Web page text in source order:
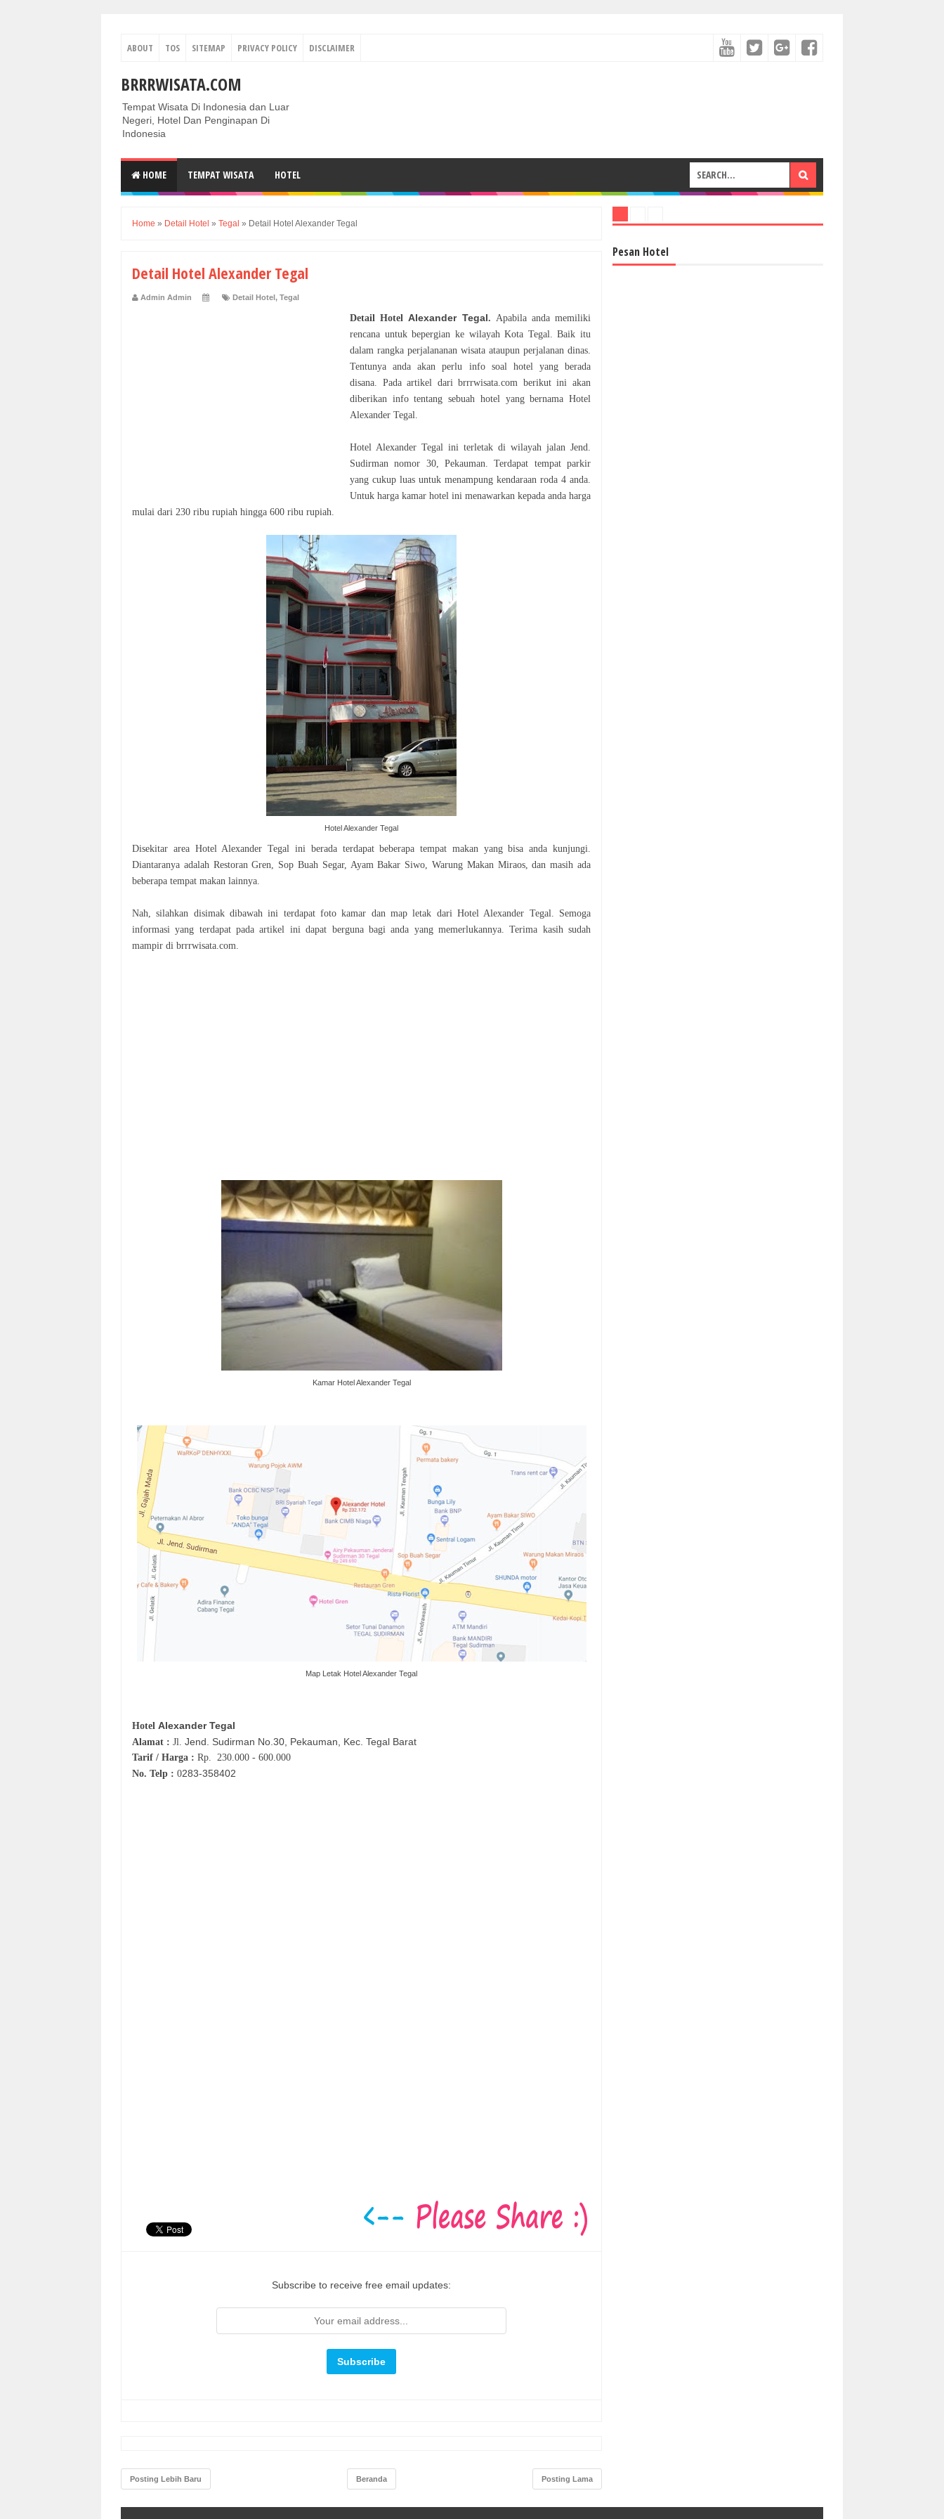
ABOUT TOS SITEMAP PRIVACY POLICY DISCLAIMER
BRRRWISATA.COM
Tempat Wisata Di Indonesia dan Luar
Negeri, Hotel Dan Penginapan Di
Indonesia
HOME TEMPAT WISATA HOTEL
Home » Detail Hotel » Tegal » Detail Hotel Alexander Tegal
Detail Hotel Alexander Tegal
Admin Admin Detail Hotel, Tegal
Detail HotelAlexander Tegal. Apabila anda memiliki
rencana untuk bepergian ke wilayah Kota Tegal. Baik itu
dalam rangka perjalananan wisata ataupun perjalanan dinas.
Tentunya anda akan perlu info soal hotel yang berada
disana. Pada artikel dari brrrwisata.com berikut ini akan
diberikan info tentang sebuah hotel yang bernama Hotel
Alexander Tegal.
Hotel Alexander Tegal ini terletak di wilayah jalan Jend.
Sudirman nomor 30, Pekauman. Terdapat tempat parkir
yang cukup luas untuk menampung kendaraan roda 4 anda.
Untuk harga kamar hotel ini menawarkan kepada anda harga
mulai dari 230 ribu rupiah hingga 600 ribu rupiah.
Hotel Alexander Tegal
Disekitar area Hotel Alexander Tegal ini berada terdapat beberapa tempat makan yang bisa anda kunjungi.
Diantaranya adalah Restoran Gren, Sop Buah Segar, Ayam Bakar Siwo, Warung Makan Miraos, dan masih ada
beberapa tempat makan lainnya.
Nah, silahkan disimak dibawah ini terdapat foto kamar dan map letak dari Hotel Alexander Tegal. Semoga
informasi yang terdapat pada artikel ini dapat berguna bagi anda yang memerlukannya. Terima kasih sudah
mampir di brrrwisata.com.
Kamar Hotel Alexander Tegal
Map Letak Hotel Alexander Tegal
Hotel Alexander Tegal
Alamat : Jl. Jend. Sudirman No.30, Pekauman, Kec. Tegal Barat
Tarif / Harga : Rp. 230.000 - 600.000
No. Telp : 0283‐358402
Subscribe to receive free email updates:
Posting Lebih Baru Posting Lama
Beranda
Pesan Hotel